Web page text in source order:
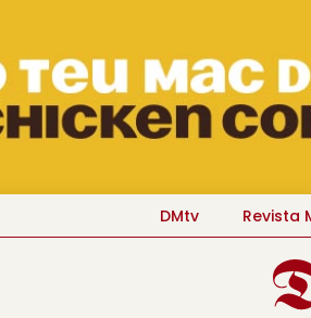
DMtv Revista